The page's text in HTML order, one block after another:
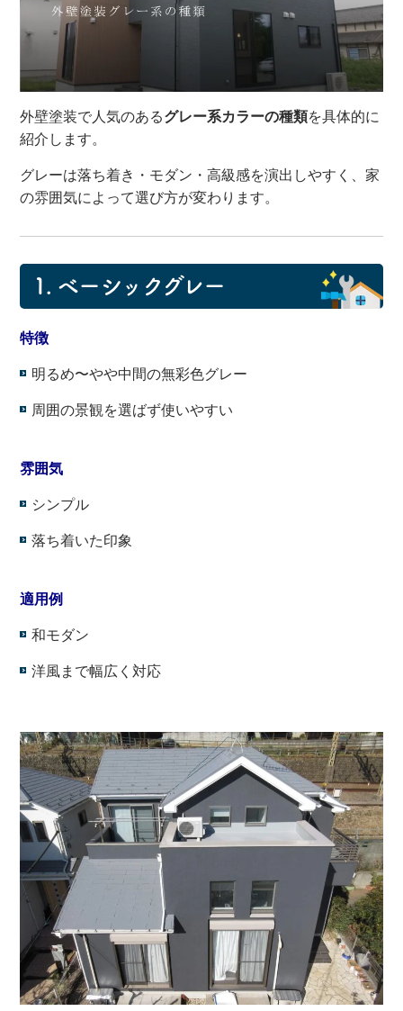
外壁塗装で人気のあるグレー系カラーの種類を具体的に
紹介します。
グレーは落ち着き・モダン・高級感を演出しやすく、家
の雰囲気によって選び方が変わります。
1. ベーシックグレー
特徴
明るめ〜やや中間の無彩色グレー
周囲の景観を選ばず使いやすい
雰囲気
シンプル
落ち着いた印象
適用例
和モダン
洋風まで幅広く対応